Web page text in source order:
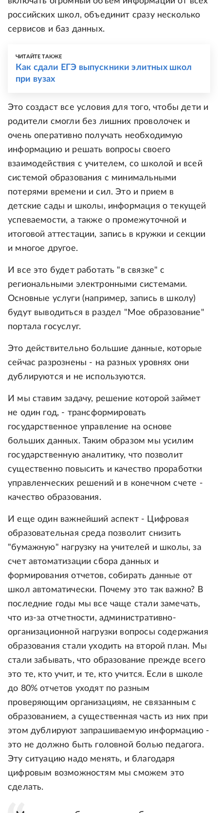
российских школ, объединит сразу несколько
сервисов и баз данных.
ЧИТАЙТЕ ТАКЖЕ
Как сдали ЕГЭ выпускники элитных школ
при вузах
Это создаст все условия для того, чтобы дети и
родители смогли без лишних проволочек и
очень оперативно получать необходимую
информацию и решать вопросы своего
взаимодействия с учителем, со школой и всей
системой образования с минимальными
потерями времени и сил. Это и прием в
детские сады и школы, информация о текущей
успеваемости, а также о промежуточной и
итоговой аттестации, запись в кружки и секции
и многое другое.
И все это будет работать "в связке" с
региональными электронными системами.
Основные услуги (например, запись в школу)
будут выводиться в раздел "Мое образование"
портала госуслуг.
Это действительно большие данные, которые
сейчас разрознены - на разных уровнях они
дублируются и не используются.
И мы ставим задачу, решение которой займет
не один год, - трансформировать
государственное управление на основе
больших данных. Таким образом мы усилим
государственную аналитику, что позволит
существенно повысить и качество проработки
управленческих решений и в конечном счете -
качество образования.
И еще один важнейший аспект - Цифровая
образовательная среда позволит снизить
"бумажную" нагрузку на учителей и школы, за
счет автоматизации сбора данных и
формирования отчетов, собирать данные от
школ автоматически. Почему это так важно? В
последние годы мы все чаще стали замечать,
что из-за отчетности, административно-
организационной нагрузки вопросы содержания
образования стали уходить на второй план. Мы
стали забывать, что образование прежде всего
это те, кто учит, и те, кто учится. Если в школе
до 80% отчетов уходят по разным
проверяющим организациям, не связанным с
образованием, а существенная часть из них при
этом дублируют запрашиваемую информацию -
это не должно быть головной болью педагога.
Эту ситуацию надо менять, и благодаря
цифровым возможностям мы сможем это
сделать.